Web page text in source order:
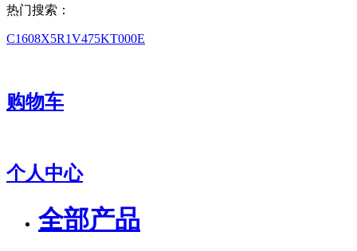
热门搜索：
C1608X5R1V475KT000E
购物车
个人中心
全部产品